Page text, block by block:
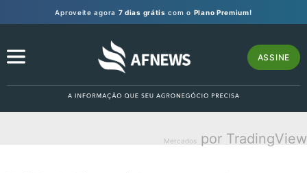
Aproveite agora 7 dias grátis com o Plano Premium!
ASSINE
Mercados por TradingView